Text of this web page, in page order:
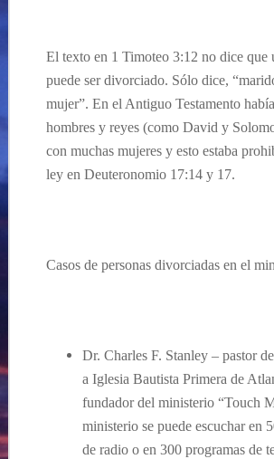
El texto en 1 Timoteo 3:12 no dice que
puede ser divorciado. Sólo dice, “
mujer”. En el Antiguo Testamento había
hombres y reyes (como David y
con muchas mujeres y esto estaba
ley en Deuteronomio 17:14 y 17.
Casos de personas divorciadas en el
Dr. Charles F. Stanley – pastor
a Iglesia Bautista Primera de
fundador del ministerio “Touch
ministerio se puede escuchar en
de radio o en 300 programas de